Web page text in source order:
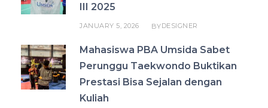
III 2025
JANUARY 5, 2026 BYDESIGNER
Mahasiswa PBA Umsida Sabet
Perunggu Taekwondo Buktikan
Prestasi Bisa Sejalan dengan
Kuliah